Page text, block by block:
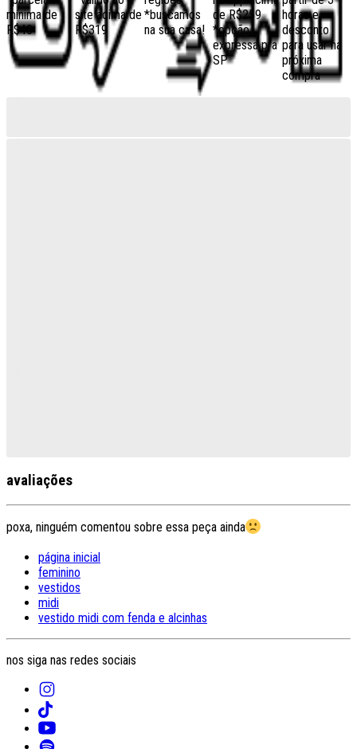
mínima de
R$40
site acima de
R$319
*buscamos
na sua casa!
de R$259
*opção
expressa pra
SP
horas e
desconto
para usar na
próxima
compra
avaliações
poxa, ninguém comentou sobre essa peça ainda
página inicial
feminino
vestidos
midi
vestido midi com fenda e alcinhas
nos siga nas redes sociais